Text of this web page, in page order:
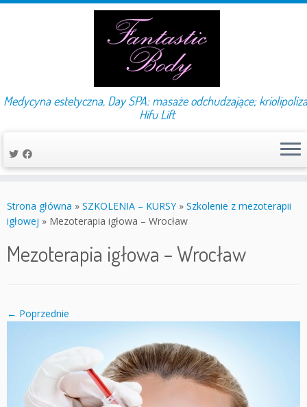
do
treści
Medycyna estetyczna, Day SPA: masaże odchudzające;
Hifu Lift
Strona główna » SZKOLENIA – KURSY » Szkolenie z mezoterapii
igłowej » Mezoterapia igłowa – Wrocław
Mezoterapia igłowa – Wrocław
← Poprzednie